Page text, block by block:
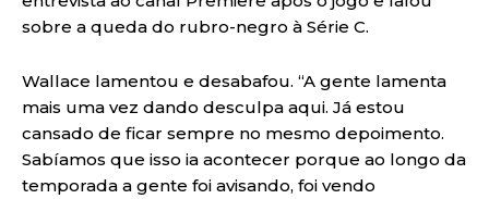
sobre a queda do rubro-negro à Série C.
Wallace lamentou e desabafou. “A gente lamenta
mais uma vez dando desculpa aqui. Já estou
cansado de ficar sempre no mesmo depoimento.
Sabíamos que isso ia acontecer porque ao longo da
temporada a gente foi avisando, foi vendo